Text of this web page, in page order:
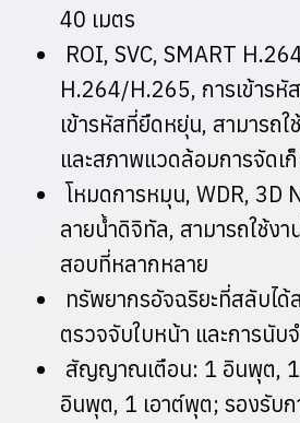
40 เมตร
ROI, SVC, SMART
H.264/H.265, การเข้ารหั
เข้ารหัสที่ยืดหยุ่น, สามารถ
และสภาพแวดล้อมการจัดเ
โหมดการหมุน, WDR, 3D
ลายน้ำดิจิทัล, สามารถใช้งา
สอบที่หลากหลาย
ทรัพยากรอัจฉริยะที่สลับได้
ตรวจจับใบหน้า และการนับ
สัญญาณเตือน: 1 อินพุต, 1
อินพุต, 1 เอาต์พุต; รองรับ